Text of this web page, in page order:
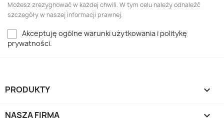
Możesz zrezygnować w każdej chwili. W tym celu należy odnaleźć
szczegóły w naszej informacji prawnej.
Akceptuję ogólne warunki użytkowania i politykę
prywatności.
PRODUKTY 
NASZA FIRMA 